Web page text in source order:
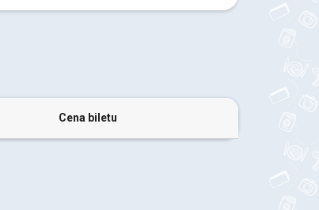
Cena biletu